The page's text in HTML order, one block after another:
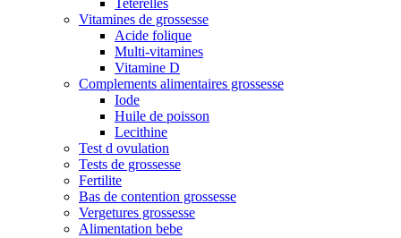
Vitamines de grossesse
Acide folique
Multi-vitamines
Vitamine D
Complements alimentaires grossesse
Iode
Huile de poisson
Lecithine
Test d ovulation
Tests de grossesse
Fertilite
Bas de contention grossesse
Vergetures grossesse
Alimentation bebe